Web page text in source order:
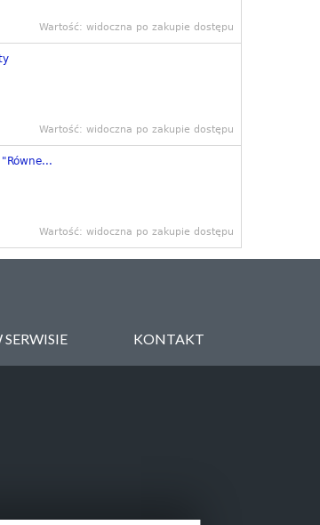
Wartość: widoczna po zakupie dostępu
Wartość: widoczna po zakupie dostępu
Wartość: widoczna po zakupie dostępu
KONTAKT